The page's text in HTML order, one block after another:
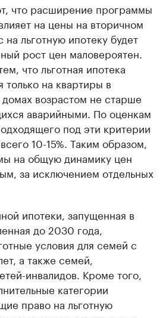
что расширение программы
на цены на вторичном
льготную ипотеку будет
рост цен маловероятен.
что льготная ипотека
только на квартиры в
возрастом не старше
аварийными. По оценкам
под эти критерии
10-15%. Таким образом,
на общую динамику цен
за исключением отдельных
ипотеки, запущенная в
до 2030 года,
условия для семей с
а также семей,
инвалидов. Кроме того,
категории
право на льготную